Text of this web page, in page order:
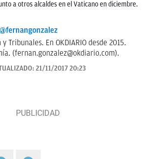
a otros alcaldes en el Vaticano en diciembre.
@fernangonzalez
Tribunales. En OKDIARIO desde 2015.
(fernan.gonzalez@okdiario.com).
21/11/2017 20:23